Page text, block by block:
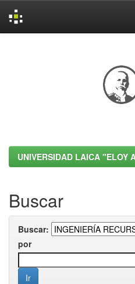
UNIVERSIDAD LAICA "ELOY
Buscar
Buscar:
por